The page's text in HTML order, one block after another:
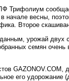
Трифолиум
начале весны,
Второе
урожай двух
семян
GAZONOV.COM,
его удорожание